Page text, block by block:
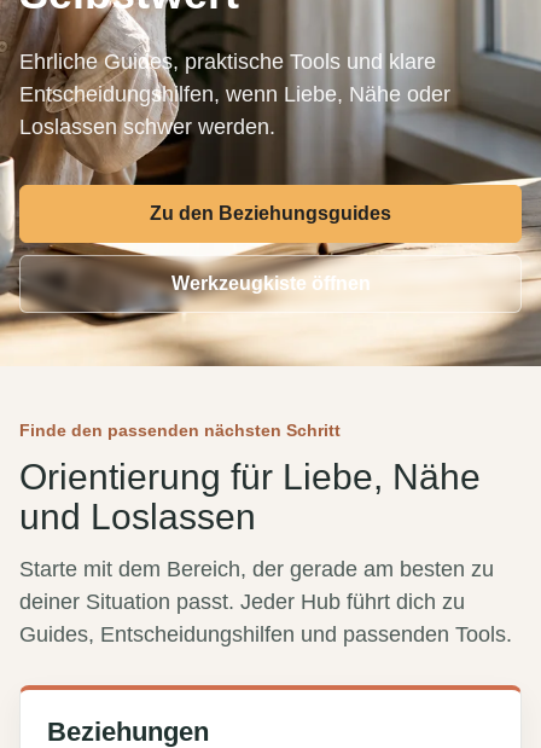
Ehrliche Guides, praktische Tools und klare
Entscheidungshilfen, wenn Liebe, Nähe oder
Loslassen schwer werden.
Zu den Beziehungsguides
Werkzeugkiste öffnen
Finde den passenden nächsten Schritt
Orientierung für Liebe, Nähe
und Loslassen
Starte mit dem Bereich, der gerade am besten zu
deiner Situation passt. Jeder Hub führt dich zu
Guides, Entscheidungshilfen und passenden Tools.
Beziehungen